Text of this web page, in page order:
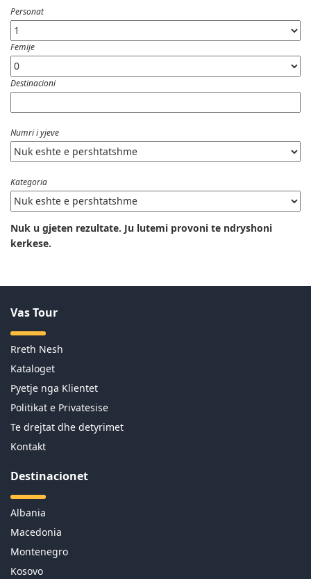
Personat
Femije
Destinacioni
Numri i yjeve
Kategoria
Nuk u gjeten rezultate. Ju lutemi provoni te ndryshoni
kerkese.
Vas Tour
Rreth Nesh
Kataloget
Pyetje nga Klientet
Politikat e Privatesise
Te drejtat dhe detyrimet
Kontakt
Destinacionet
Albania
Macedonia
Montenegro
Kosovo